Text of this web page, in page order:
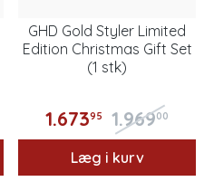
GHD Gold Styler Limited
Edition Christmas Gift Set
(1 stk)
1.67395 1.96900
Læg i kurv